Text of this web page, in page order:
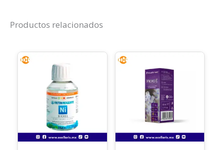
Productos relacionados